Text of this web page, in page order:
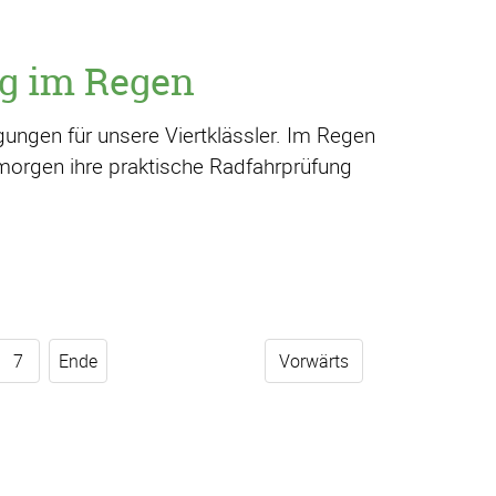
im Regen
für unsere Viertklässler. Im Regen
ihre praktische Radfahrprüfung
Vorwärts
7 Ende